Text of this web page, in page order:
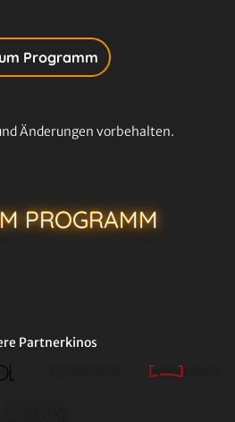
Programm
Änderungen vorbehalten.
PROGRAMM
Partnerkinos